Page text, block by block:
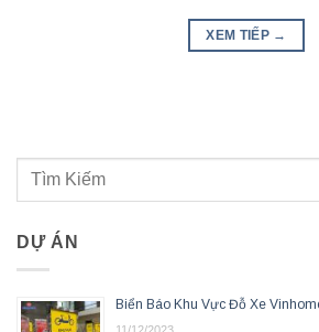
XEM TIẾP →
DỰ ÁN
Biển Báo Khu Vực Đỗ Xe